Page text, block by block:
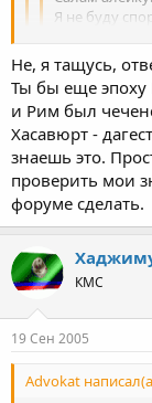
Я не буду
то, что
географией
надо было в
города - мои
ни одного
В Москве
чеченский
Здорово, да?
Насчет
Если ты не
раньше входил
Ты все можешь
http://
что, сайт не
Прочитай до
Тебе не
Не, я тащусь,
Ты бы еще эпоху
и Рим был
Хасавюрт -
знаешь это.
проверить мои
форуме сделать.
КМС
19 Сен 2005
Advokat